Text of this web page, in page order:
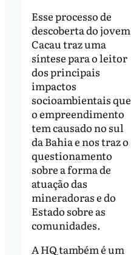
Esse processo de
descoberta do jovem
Cacau traz uma
síntese para o leitor
dos principais
impactos
socioambientais que
o empreendimento
tem causado no sul
da Bahia e nos traz o
questionamento
sobre a forma de
atuação das
mineradoras e do
Estado sobre as
comunidades.
A HQ também é um